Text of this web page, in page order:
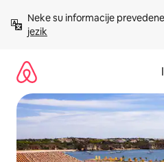
sadržaj
Neke su informacije
jezik